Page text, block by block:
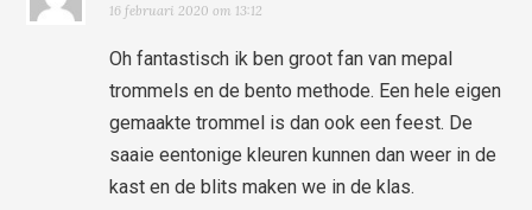
16 februari 2020 om 13:12
Oh fantastisch ik ben groot fan van mepal
trommels en de bento methode. Een hele eigen
gemaakte trommel is dan ook een feest. De
saaie eentonige kleuren kunnen dan weer in de
kast en de blits maken we in de klas.